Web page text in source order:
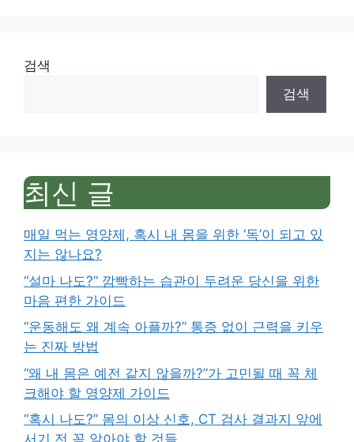
검색
검색
최신 글
매일 먹는 영양제, 혹시 내 몸을 위한 ‘독’이 되고 있
지는 않나요?
“설마 나도?” 깜빡하는 습관이 두려운 당신을 위한
마음 편한 가이드
“운동해도 왜 계속 아플까?” 통증 없이 근력을 키우
는 진짜 방법
“왜 내 몸은 예전 같지 않을까?”가 고민될 때 꼭 체
크해야 할 영양제 가이드
“혹시 나도?” 몸의 이상 신호, CT 검사 결과지 앞에